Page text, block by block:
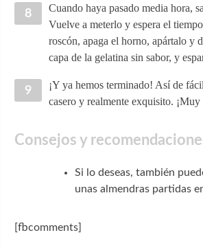
Cuando haya pasado media hora,
Vuelve a meterlo y espera el
roscón, apaga el horno, apártalo y
capa de la gelatina sin sabor, y
¡Y ya hemos terminado! Así de
casero y realmente exquisito.
Consejos y
Si lo deseas, también
unas almendras partidas
[fbcomments]